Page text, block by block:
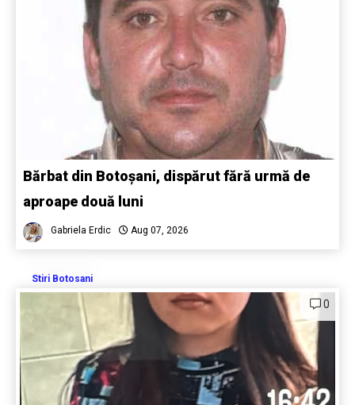
Bărbat din Botoșani, dispărut fără urmă de
aproape două luni
Gabriela Erdic Aug 07, 2026
Stiri Botosani
0